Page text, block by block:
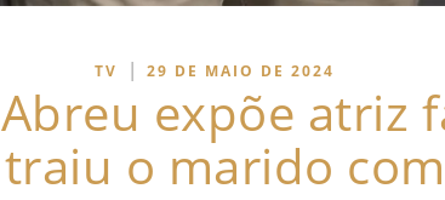
TV | 29 DE MAIO DE 2024
expõe atriz
o marido